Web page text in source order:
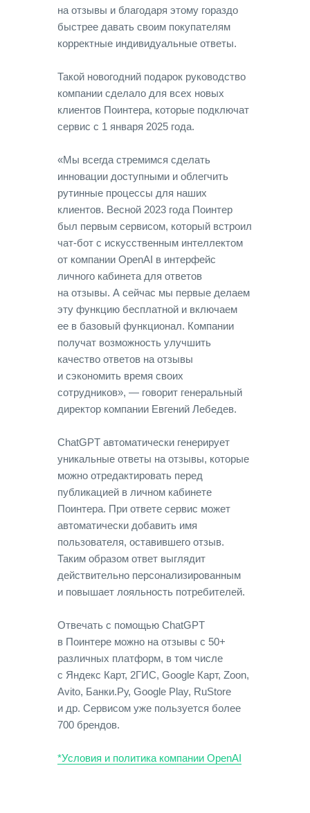
на отзывы и благодаря этому гораздо
быстрее давать своим покупателям
корректные индивидуальные ответы.
Такой новогодний подарок руководство
компании сделало для всех новых
клиентов Поинтера, которые подключат
сервис с 1 января 2025 года.
«Мы всегда стремимся сделать
инновации доступными и облегчить
рутинные процессы для наших
клиентов. Весной 2023 года Поинтер
был первым сервисом, который встроил
чат-бот с искусственным интеллектом
от компании OpenAI в интерфейс
личного кабинета для ответов
на отзывы. А сейчас мы первые делаем
эту функцию бесплатной и включаем
ее в базовый функционал. Компании
получат возможность улучшить
качество ответов на отзывы
и сэкономить время своих
сотрудников», — говорит генеральный
директор компании Евгений Лебедев.
ChatGPT автоматически генерирует
уникальные ответы на отзывы, которые
можно отредактировать перед
публикацией в личном кабинете
Поинтера. При ответе сервис может
автоматически добавить имя
пользователя, оставившего отзыв.
Таким образом ответ выглядит
действительно персонализированным
и повышает лояльность потребителей.
Отвечать с помощью ChatGPT
в Поинтере можно на отзывы с 50+
различных платформ, в том числе
с Яндекс Карт, 2ГИС, Google Карт, Zoon,
Avito, Банки.Ру, Google Play, RuStore
и др. Сервисом уже пользуется более
700 брендов.
*Условия и политика компании OpenAI